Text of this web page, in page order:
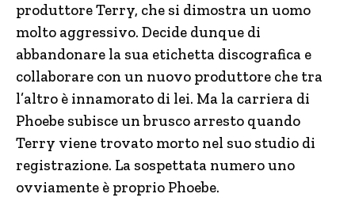
produttore Terry, che si dimostra un uomo
molto aggressivo. Decide dunque di
abbandonare la sua etichetta discografica e
collaborare con un nuovo produttore che tra
l’altro è innamorato di lei. Ma la carriera di
Phoebe subisce un brusco arresto quando
Terry viene trovato morto nel suo studio di
registrazione. La sospettata numero uno
ovviamente è proprio Phoebe.